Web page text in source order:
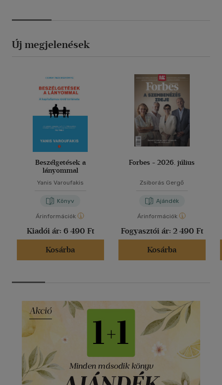
Új megjelenések
Beszélgetések a
lányommal
Yanis Varoufakis
Könyv
Árinformációk
Kiadói ár: 6 490 Ft
Kosárba
Forbes - 2026. július
Zsiborás Gergő
Ajándék
Árinformációk
Fogyasztói ár: 2 490 Ft
Kosárba